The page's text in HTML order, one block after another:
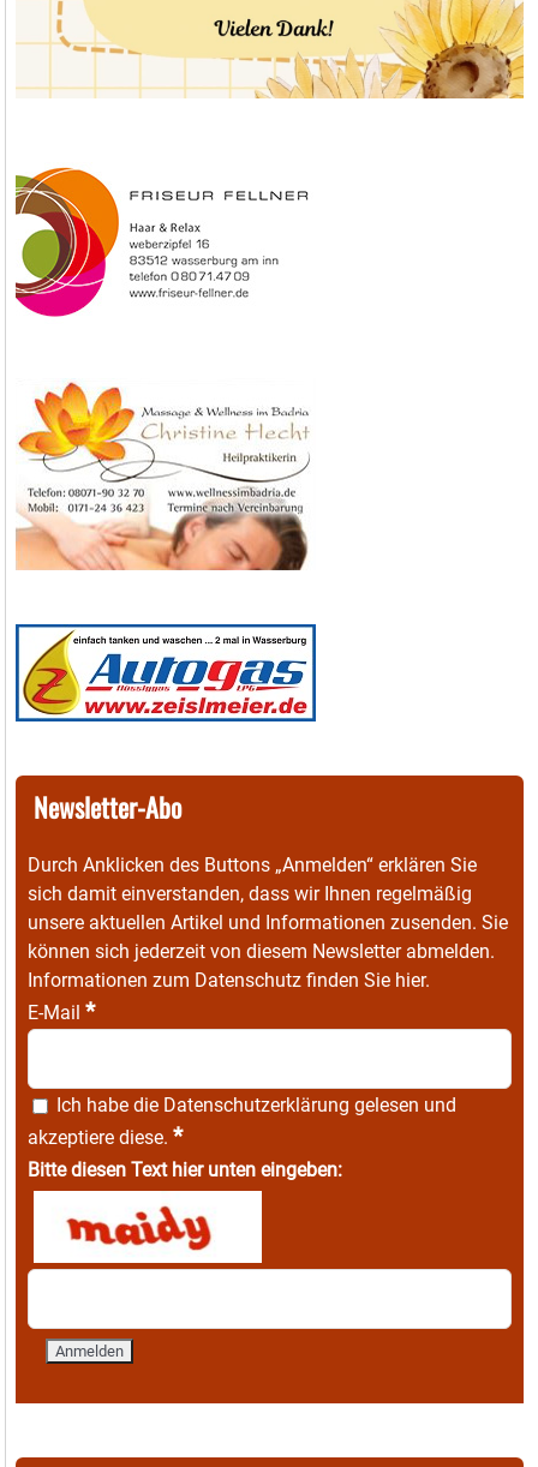
Newsletter-Abo
Durch Anklicken des Buttons „Anmelden“ erklären Sie
sich damit einverstanden, dass wir Ihnen regelmäßig
unsere aktuellen Artikel und Informationen zusenden. Sie
können sich jederzeit von diesem Newsletter abmelden.
Informationen zum Datenschutz finden Sie hier.
E-Mail *
Ich habe die Datenschutzerklärung gelesen und
akzeptiere diese. *
Bitte diesen Text hier unten eingeben: